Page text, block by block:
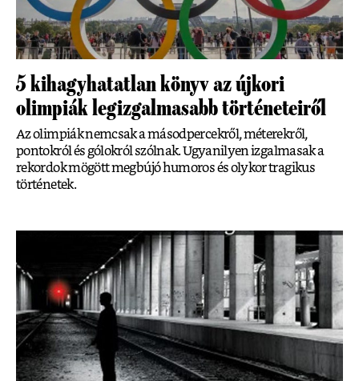
5 kihagyhatatlan könyv az újkori
olimpiák legizgalmasabb történeteiről
Az olimpiák nemcsak a másodpercekről, méterekről,
pontokról és gólokról szólnak. Ugyanilyen izgalmasak a
rekordok mögött megbújó humoros és olykor tragikus
történetek.